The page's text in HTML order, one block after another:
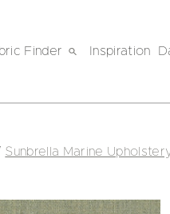
Finder Inspiration
Sunbrella Marine